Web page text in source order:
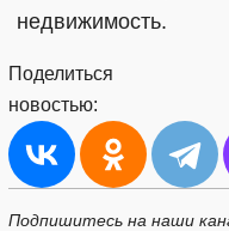
недвижимость.
Поделиться
новостью:
Подпишитесь на наши